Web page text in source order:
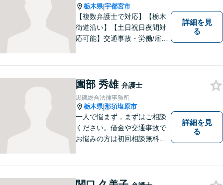
有】【子連れ相談歓迎】
栃木県|宇都宮市
【複数弁護士で対応】【栃木
街道沿い】【土日祝日夜間対
応可能】交通事故・労働/雇用
い。
詳細を見
る
園部 秀雄 弁護士
黒磯総合法律事務所
栃木県|那須塩原市
一人で悩まず，まずはご相談
ください。借金や交通事故で
お悩みの方は初回相談無料で
詳細を見
る